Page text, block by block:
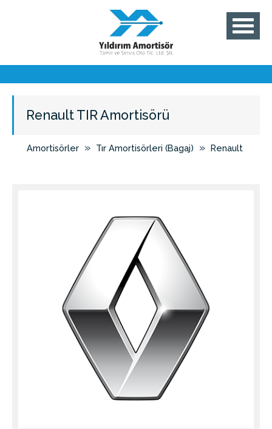
Renault TIR Amortisörü
Amortisörler » Tır Amortisörleri (Bagaj) » Renault